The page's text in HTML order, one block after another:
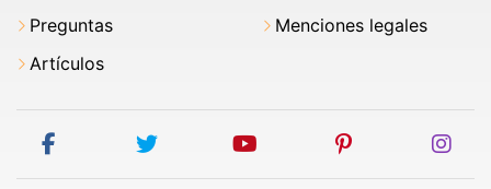
Preguntas
Artículos
Menciones legales
facebook twitter youtube pinterest